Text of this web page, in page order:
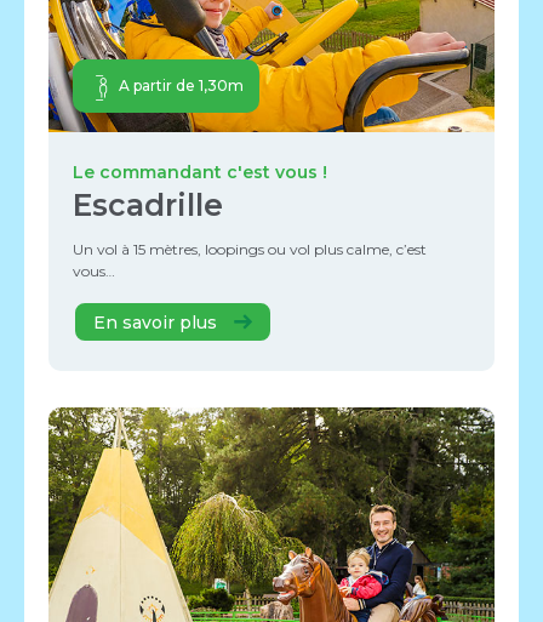
A partir de 1,30m
Le commandant c'est vous !
Escadrille
Un vol à 15 mètres, loopings ou vol plus calme, c’est
vous…
En savoir plus